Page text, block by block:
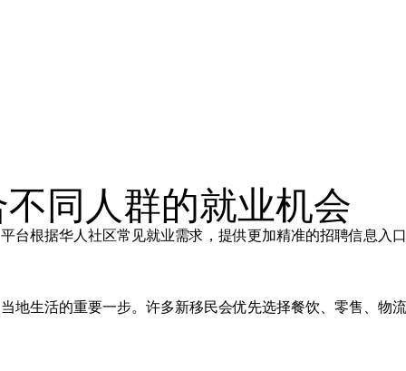
同人群的就业机会
根据华人社区常见就业需求，提供更加精准的招聘信息入口
地生活的重要一步。许多新移民会优先选择餐饮、零售、物